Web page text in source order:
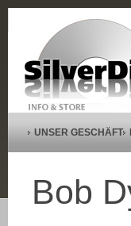
UNSER GESCHÄFT
Bob